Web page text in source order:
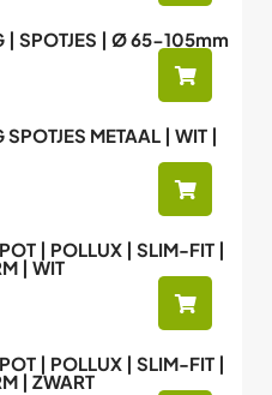
| SPOTJES | Ø 65-105mm
METAAL | WIT |
| POLLUX | SLIM-FIT |
| WIT
| POLLUX | SLIM-FIT |
| ZWART